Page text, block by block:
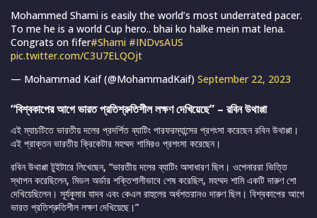
Mohammed Shami is easily the world’s most underrated pacer.
To me he is a world Cup hero.. bhai ko halke mein mat lena.
Congrats on fifer#Shami #INDvsAUS
pic.twitter.com/C3U7ELQOjt
— Mohammad Kaif (@MohammadKaif) September 22, 2023
“বিশ্বকাপের আগে ভারত প্রতিশ্রুতিশীল লক্ষণ দেখিয়েছে” – রবিন উথাপ্পা
এই ম্যাচটিতে ভারতীয় দলের প্রদর্শিত ব্যাটিং পারফরম্যান্সের প্রশংসা করেছেন রবিন উথাপ্পা।
এই প্রাক্তন ভারতীয় ক্রিকেটার মহম্মদ শামিরও প্রশংসা করেছেন।
রবিন উথাপ্পা টুইটারে লিখেছেন, “ভারতীয় দলের ব্যাটিং অসাধারণ ছিল। ওপেনাররা ভিত্তি
স্থাপন করেছিলেন, মিডল অর্ডার শক্তিশালীভাবে শেষ করেছিল, মহম্মদ শামি একটি দারুণ শো
দেখিয়েছিলেন। সূর্যকুমার যাদব এবং কেএল রাহুলের অর্ধশতরানও দারুণ ছিল। বিশ্বকাপের আগে
ভারত প্রতিশ্রুতিশীল লক্ষণ দেখিয়েছে।”